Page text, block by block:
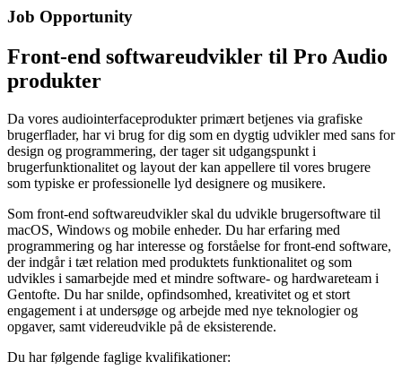
Job Opportunity
Front-end softwareudvikler til Pro Audio
produkter
Da vores audiointerfaceprodukter primært betjenes via grafiske
brugerflader, har vi brug for dig som en dygtig udvikler med sans for
design og programmering, der tager sit udgangspunkt i
brugerfunktionalitet og layout der kan appellere til vores brugere
som typiske er professionelle lyd designere og musikere.
Som front-end softwareudvikler skal du udvikle brugersoftware til
macOS, Windows og mobile enheder. Du har erfaring med
programmering og har interesse og forståelse for front-end software,
der indgår i tæt relation med produktets funktionalitet og som
udvikles i samarbejde med et mindre software- og hardwareteam i
Gentofte. Du har snilde, opfindsomhed, kreativitet og et stort
engagement i at undersøge og arbejde med nye teknologier og
opgaver, samt videreudvikle på de eksisterende.
Du har følgende faglige kvalifikationer: